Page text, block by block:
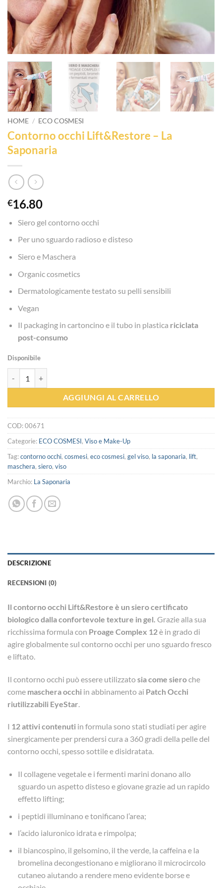
HOME / ECO COSMESI
Contorno occhi Lift&Restore – La
Saponaria
€16.80
Siero gel contorno occhi
Per uno sguardo radioso e disteso
Siero e Maschera
Organic cosmetics
Dermatologicamente testato su pelli sensibili
Vegan
Il packaging in cartoncino e il tubo in plastica riciclata
post-consumo
Disponibile
AGGIUNGI AL CARRELLO
COD:00671
Categorie: ECO COSMESI, Viso e Make-Up
Tag:contorno occhi, cosmesi, eco cosmesi, gel viso, la saponaria, lift,
maschera, siero, viso
Marchio: La Saponaria
DESCRIZIONE
RECENSIONI (0)
Il contorno occhi Lift&Restore è un siero certificato
biologico dalla confortevole texture in gel. Grazie alla sua
ricchissima formula con Proage Complex 12è in grado di
agire globalmente sul contorno occhi per uno sguardo fresco
e liftato.
Il contorno occhi può essere utilizzatosia come sieroche
come maschera occhi in abbinamento ai Patch Occhi
riutilizzabili EyeStar
I 12 attivi contenuti in formula sono stati studiati per agire
sinergicamente per prendersi cura a 360 gradi della pelle del
contorno occhi, spesso sottile e disidratata.
Il collagene vegetale e i fermenti marini donano allo
sguardo un aspetto disteso e giovane grazie ad un rapido
effetto lifting;
i peptidi illuminano e tonificano l’area;
l’acido ialuronico idrata e rimpolpa;
il biancospino, il gelsomino, il the verde, la caffeina e la
bromelina decongestionano e migliorano il microcircolo
cutaneo aiutando a rendere meno evidente borse e